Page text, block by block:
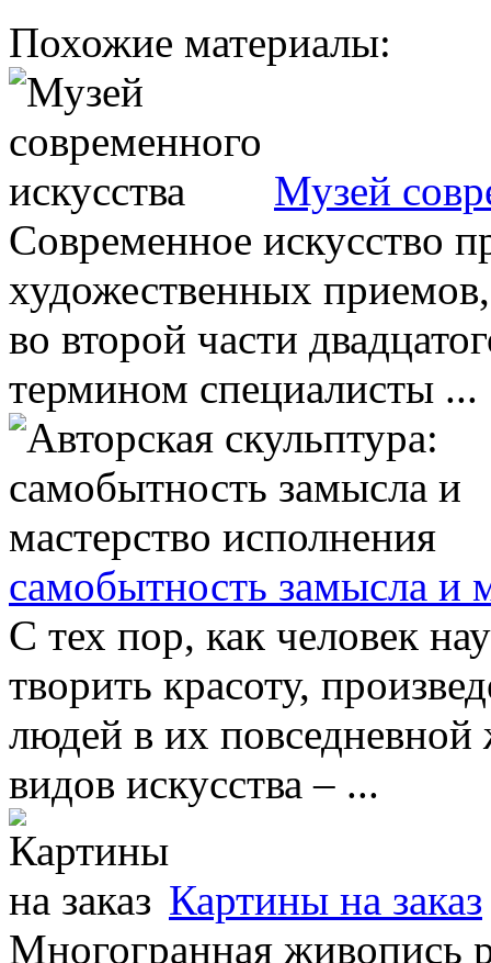
Похожие материалы:
Музей
Современное искусство
художественных
во второй части
термином специалисты ...
самобытность замысла и
С тех пор, как человек
творить красоту,
людей в их
видов искусства – ...
Картины на заказ
Многогранная живопись